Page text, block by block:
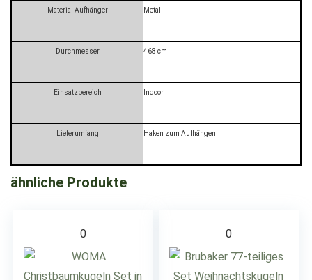
Material Aufhänger Metall
Durchmesser 468 cm
Einsatzbereich Indoor
Lieferumfang Haken zum Aufhängen
ähnliche Produkte
0 0